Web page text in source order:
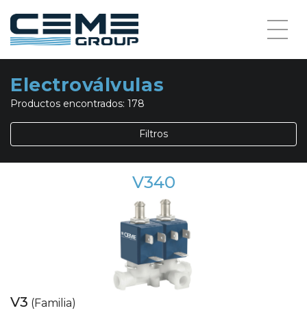
Electroválvulas
Productos encontrados: 178
Filtros
V340
V3 (Familia)